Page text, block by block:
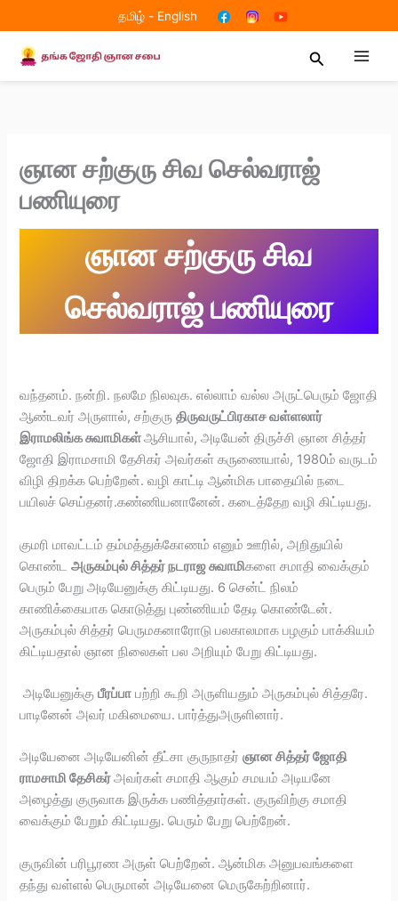
to
content
தமிழ்- English
Search
ஞான சற்குரு சிவ செல்வராஜ்
பணியுரை
ஞான சற்குரு சிவ
செல்வராஜ் பணியுரை
வந்தனம். நன்றி. நலமே நிலவுக. எல்லாம் வல்ல அருட்பெரும் ஜோதி
ஆண்டவர் அருளால், சற்குருதிருவருட்பிரகாச வள்ளலார்
இராமலிங்க சுவாமிகள்ஆசியால், அடியேன் திருச்சி ஞான சித்தர்
ஜோதி இராமசாமி தேசிகர் அவர்கள் கருணையால், 1980ம் வருடம்
விழி திறக்க பெற்றேன். வழி காட்டி ஆன்மிக பாதையில் நடை
பயிலச் செய்தனர்.கண்ணியனானேன். கடைத்தேற வழி கிட்டியது.
குமரி மாவட்டம் தம்மத்துக்கோணம் எனும் ஊரில், அறிதுயில்
கொண்டஅருகம்புல் சித்தர் நடராஜ சுவாமிகளை சமாதி வைக்கும்
பெரும் பேறு அடியேனுக்கு கிட்டியது. 6 சென்ட் நிலம்
காணிக்கையாக கொடுத்து புண்ணியம் தேடி கொண்டேன்.
அருகம்புல் சித்தர் பெருமகனாரோடு பலகாலமாக பழகும் பாக்கியம்
கிட்டியதால் ஞான நிலைகள் பல அறியும் பேறு கிட்டியது.
அடியேனுக்குபீரப்பா பற்றி கூறி அருளியதும் அருகம்புல் சித்தரே.
பாடினேன் அவர் மகிமையை. பார்த்துஅருளினார்.
அடியேனை அடியேனின் தீட்சா குருநாதர்ஞான சித்தர் ஜோதி
ராமசாமி தேசிகர்அவர்கள் சமாதி ஆகும் சமயம் அடியனே
அழைத்து குருவாக இருக்க பணித்தார்கள். குருவிற்கு சமாதி
வைக்கும் பேறும் கிட்டியது. பெரும் பேறு பெற்றேன்.
குருவின் பரிபூரண அருள் பெற்றேன். ஆன்மிக அனுபவங்களை
தந்து வள்ளல் பெருமான் அடியேனை மெருகேற்றினார்.